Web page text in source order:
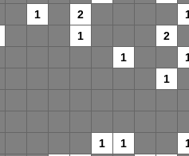
1 2
1
2
1
1
1 1